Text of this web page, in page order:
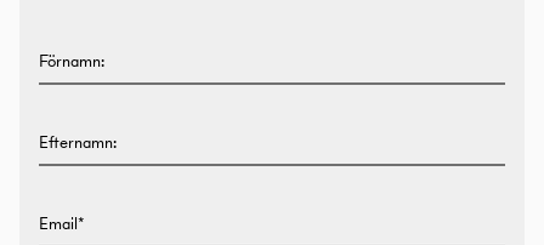
Förnamn:
Efternamn:
Email*